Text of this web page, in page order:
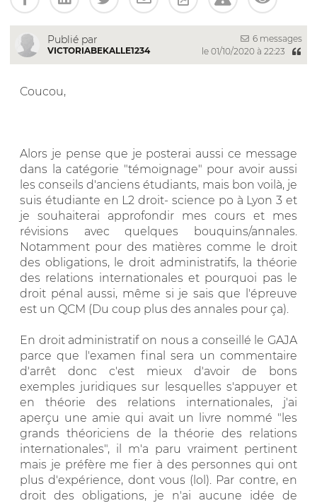
Publié par
VICTORIABEKALLE1234
6 messages
le 01/10/2020 à 22:23
Coucou,
Alors je pense que je posterai aussi ce message
dans la catégorie "témoignage" pour avoir aussi
les conseils d'anciens étudiants, mais bon voilà, je
suis étudiante en L2 droit- science po à Lyon 3 et
je souhaiterai approfondir mes cours et mes
révisions avec quelques bouquins/annales.
Notamment pour des matières comme le droit
des obligations, le droit administratifs, la théorie
des relations internationales et pourquoi pas le
droit pénal aussi, même si je sais que l'épreuve
est un QCM (Du coup plus des annales pour ça).
En droit administratif on nous a conseillé le GAJA
parce que l'examen final sera un commentaire
d'arrêt donc c'est mieux d'avoir de bons
exemples juridiques sur lesquelles s'appuyer et
en théorie des relations internationales, j'ai
aperçu une amie qui avait un livre nommé "les
grands théoriciens de la théorie des relations
internationales", il m'a paru vraiment pertinent
mais je préfère me fier à des personnes qui ont
plus d'expérience, dont vous (lol). Par contre, en
droit des obligations, je n'ai aucune idée de